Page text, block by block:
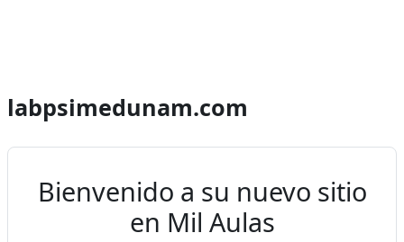
labpsimedunam.com
Bienvenido a su nuevo sitio
en Mil Aulas